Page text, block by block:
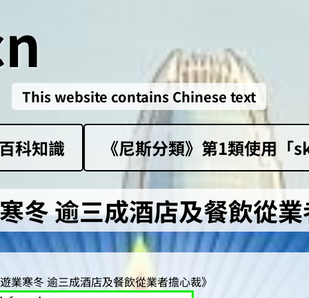
This website contains Chinese text
百科知識 《尼斯分類》第1類‌使用「
冬 逾三成酒店及餐飲從
業寒冬 逾三成酒店及餐飲從業者擔心裁》